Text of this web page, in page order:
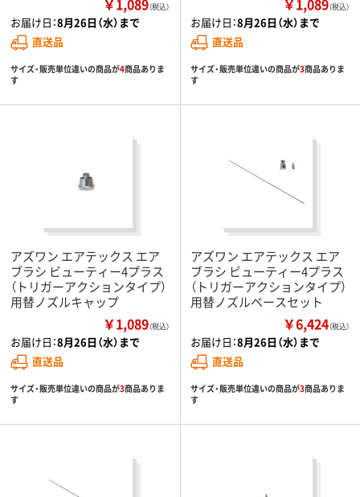
（税込）
お届け日：8月26日（水）まで
直送品
サイズ・販売単位違いの商品が4商品ありま
す
（税込）
お届け日：8月26日（水）まで
直送品
サイズ・販売単位違いの商品が3商品ありま
す
アズワン エアテックス エア
ブラシ ビューティー4プラス
（トリガーアクションタイプ）
用替ノズルキャップ
￥1,089（税込）
お届け日：8月26日（水）まで
直送品
サイズ・販売単位違いの商品が3商品ありま
す
アズワン エアテックス エア
ブラシ ビューティー4プラス
（トリガーアクションタイプ）
用替ノズルベースセット
￥6,424（税込）
お届け日：8月26日（水）まで
直送品
サイズ・販売単位違いの商品が3商品ありま
す